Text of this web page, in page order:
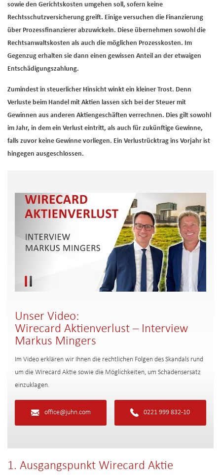
sowie den Gerichtskosten umgehen soll, sofern keine
Rechtsschutzversicherung greift. Einige versuchen die Finanzierung
über Prozessfinanzierer abzuwickeln. Diese übernehmen sowohl die
Rechtsanwaltskosten als auch die möglichen Prozesskosten. Im
Gegenzug erhalten sie dann einen gewissen Anteil an der etwaigen
Entschädigungszahlung.
Zumindest in steuerlicher Hinsicht winkt ein kleiner Trost. Denn
Verluste beim Handel mit Aktien lassen sich bei der Steuer mit
Gewinnen aus anderen Aktiengeschäften verrechnen. Dies gilt sowohl
im Jahr, in dem ein Verlust eintritt, als auch für zukünftige Gewinne,
falls zuvor keine Gewinne vorliegen. Ein Verlustrücktrag ins Vorjahr ist
hingegen ausgeschlossen.
Unser Video:
Wirecard Aktienverlust – Interview
Markus Mingers
Im Video erklären wir Ihnen die rechtlichen Folgen des Skandals rund
um die Wirecard Aktie sowie die Möglichkeiten, um Schadensersatz
einzuklagen.
office@juhn.com 0221 999 832-10
1. Ausgangspunkt Wirecard Aktie